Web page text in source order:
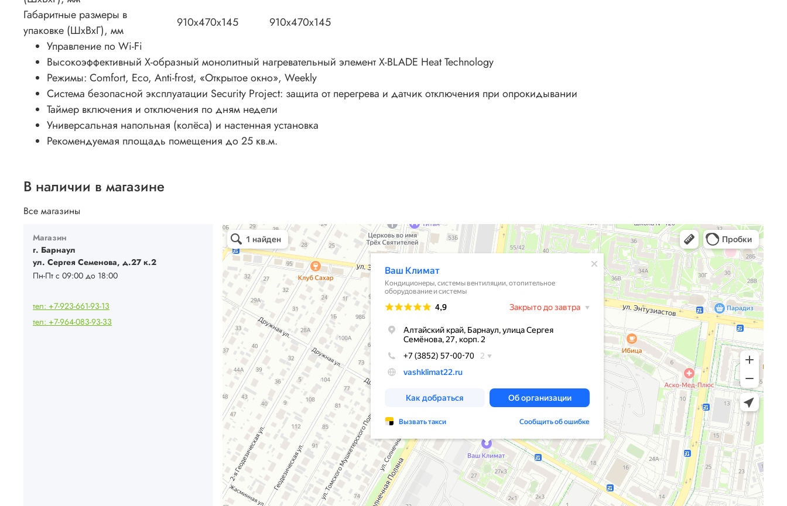
Габаритные размеры в
упаковке (ШxВxГ), мм
910x470x145
910x470x145
Управление по Wi-Fi
Высокоэффективный X-образный монолитный нагревательный элемент X-BLADE Heat Technology
Режимы: Comfort, Eco, Anti-frost, «Открытое окно», Weekly
Система безопасной эксплуатации Security Project: защита от перегрева и датчик отключения при опрокидывании
Таймер включения и отключения по дням недели
Универсальная напольная (колёса) и настенная установка
Рекомендуемая площадь помещения до 25 кв.м.
В наличии в магазине
Все магазины
Магазин
г. Барнаул
ул. Сергея Семенова, д.27 к.2
Пн-Пт с 09:00 до 18:00
тел: +7-923-661-93-13
тел: +7-964-083-93-33
Ваш Климат
Кондиционеры в Барнауле
Системы вентиляции в Барнауле